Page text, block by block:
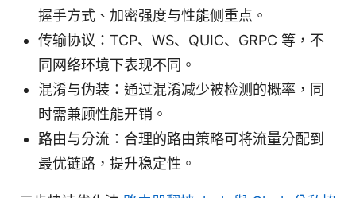
握手方式、加密强度与性能侧重点。
传输协议：TCP、WS、QUIC、GRPC 等，不
同网络环境下表现不同。
混淆与伪装：通过混淆减少被检测的概率，同
时需兼顾性能开销。
路由与分流：合理的路由策略可将流量分配到
最优链路，提升稳定性。